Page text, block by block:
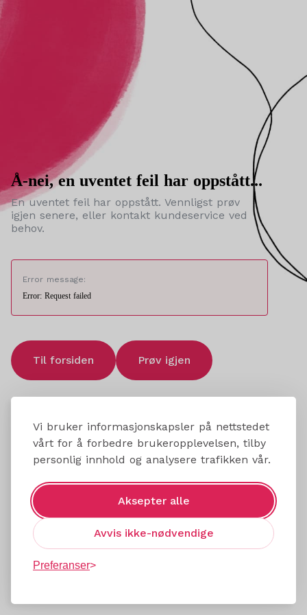
Vi bruker informasjonskapsler på nettstedet
vårt for å forbedre brukeropplevelsen, tilby
personlig innhold og analysere trafikken vår.
Aksepter alle
Avvis ikke-nødvendige
Preferanser
Å-nei, en uventet feil har oppstått...
En uventet feil har oppstått. Vennligst prøv
igjen senere, eller kontakt kundeservice ved
behov.
Error message:
Error: Request failed
Til forsiden Prøv igjen